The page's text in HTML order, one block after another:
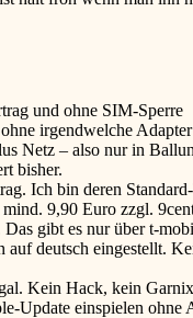
und ohne SIM-Sperre
irgendwelche
Netz – also nur in
bisher.
Ich bin deren
9,90 Euro zzgl.
gibt es nur über t-
deutsch eingestellt.
Kein Hack, kein
Update einspielen